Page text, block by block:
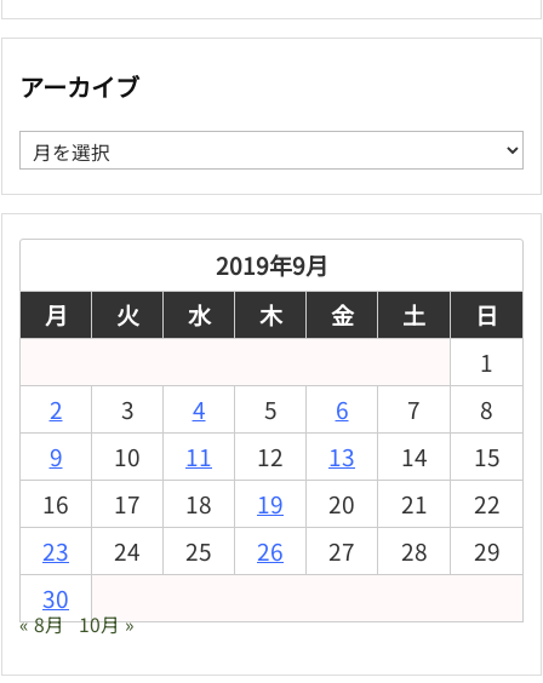
アーカイブ
ア
ー
カ
2019年9月
月
火 水 木 金 土
日
1
2
3 4 5 6 7
8
9
10 11 12 13 14
15
16
17 18 19 20 21
22
23
24 25 26 27 28
29
30
« 8月 10月 »